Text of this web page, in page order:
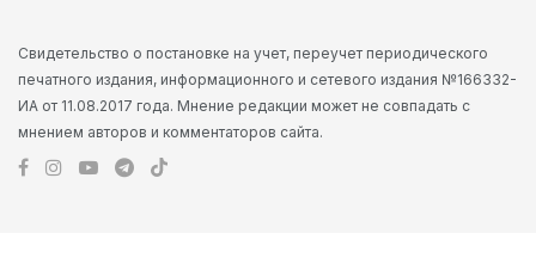
Свидетельство о постановке на учет, переучет периодического
печатного издания, информационного и сетевого издания №166332-
ИА от 11.08.2017 года. Мнение редакции может не совпадать с
мнением авторов и комментаторов сайта.